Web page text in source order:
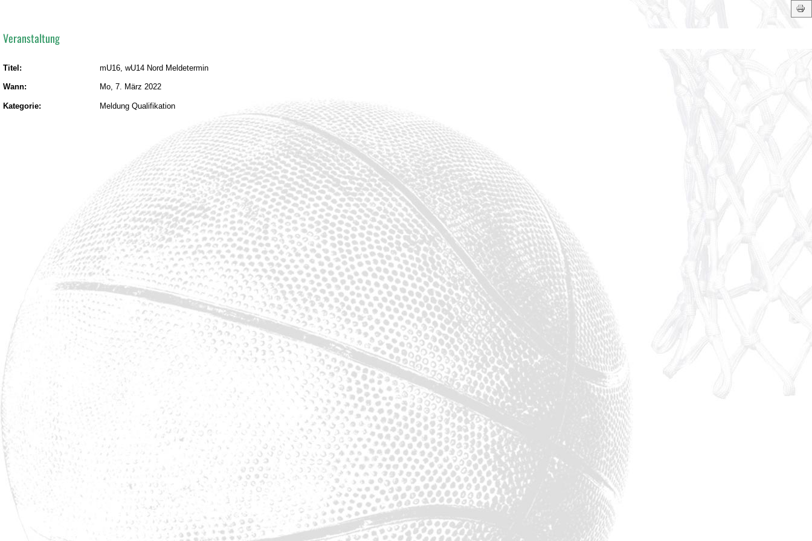
Veranstaltung
Titel: mU16, wU14 Nord Meldetermin
Wann: Mo, 7. März 2022
Kategorie: Meldung Qualifikation